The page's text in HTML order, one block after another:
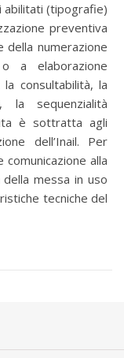
abilitati (tipografie)
preventiva
della numerazione
a elaborazione
consultabilità, la
sequenzialità
è sottratta agli
dell’Inail. Per
alla
messa in uso
tecniche del